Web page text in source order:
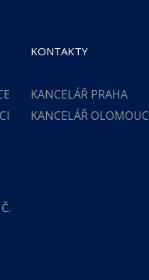
KONTAKTY
KANCELÁŘ PRAHA
KANCELÁŘ OLOMOUC